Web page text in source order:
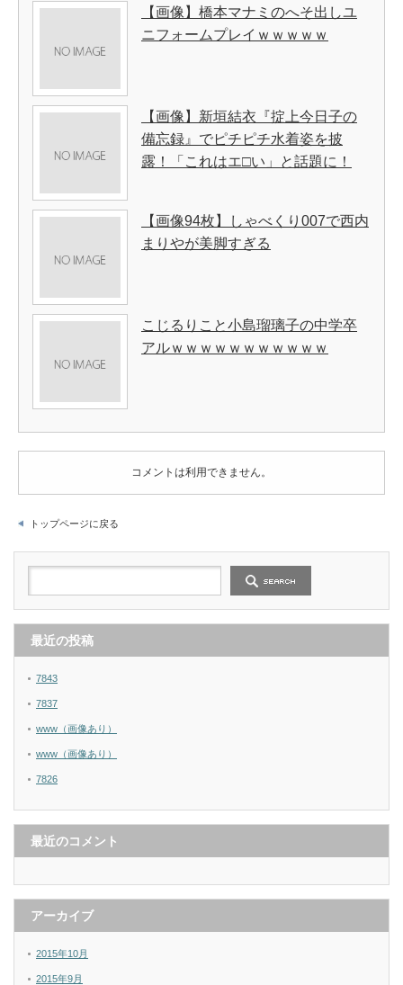
【画像】橋本マナミのへそ出しユ
ニフォームプレイｗｗｗｗｗ
【画像】新垣結衣『掟上今日子の
備忘録』でピチピチ水着姿を披
露！「これはエ□い」と話題に！
【画像94枚】しゃべくり007で西内
まりやが美脚すぎる
こじるりこと小島瑠璃子の中学卒
アルｗｗｗｗｗｗｗｗｗｗｗ
コメントは利用できません。
トップページに戻る
最近の投稿
7843
7837
www（画像あり）
www（画像あり）
7826
最近のコメント
アーカイブ
2015年10月
2015年9月